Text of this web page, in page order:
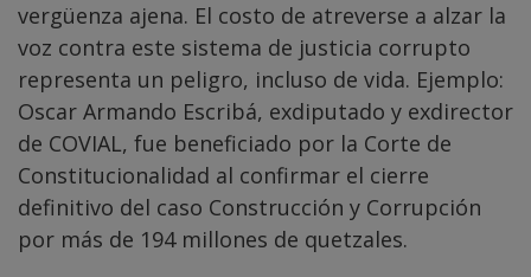
vergüenza ajena. El costo de atreverse a alzar la
voz contra este sistema de justicia corrupto
representa un peligro, incluso de vida. Ejemplo:
Oscar Armando Escribá, exdiputado y exdirector
de COVIAL, fue beneficiado por la Corte de
Constitucionalidad al confirmar el cierre
definitivo del caso Construcción y Corrupción
por más de 194 millones de quetzales.